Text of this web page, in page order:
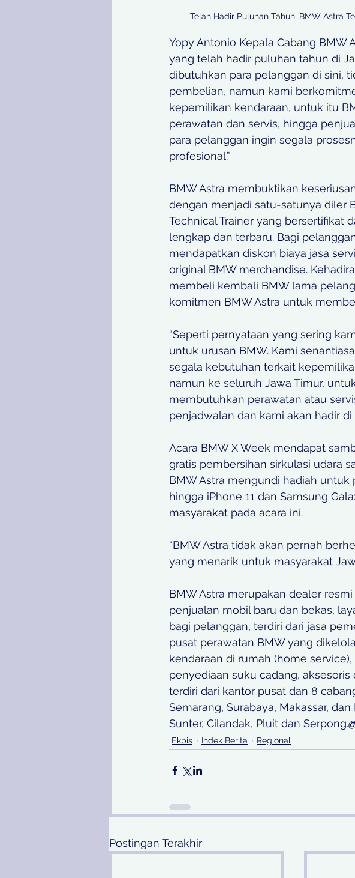
Telah Hadir Puluhan Tahun, BMW Astra
Yopy Antonio Kepala Cabang BMW
yang telah hadir puluhan tahun di
dibutuhkan para pelanggan di sini,
pembelian, namun kami
kepemilikan kendaraan, untuk itu
perawatan dan servis, hingga
para pelanggan ingin segala
profesional.”
BMW Astra membuktikan
dengan menjadi satu-satunya diler
Technical Trainer yang bersertifikat
lengkap dan terbaru. Bagi
mendapatkan diskon biaya jasa
original BMW merchandise.
membeli kembali BMW lama
komitmen BMW Astra untuk
“Seperti pernyataan yang sering
untuk urusan BMW. Kami
segala kebutuhan terkait
namun ke seluruh Jawa Timur,
membutuhkan perawatan atau
penjadwalan dan kami akan hadir di
Acara BMW X Week mendapat
gratis pembersihan sirkulasi udara
BMW Astra mengundi hadiah
hingga iPhone 11 dan Samsung
masyarakat pada acara ini.
“BMW Astra tidak akan pernah
yang menarik untuk masyarakat
BMW Astra merupakan dealer
penjualan mobil baru dan bekas,
bagi pelanggan, terdiri dari jasa
pusat perawatan BMW yang
kendaraan di rumah (home
penyediaan suku cadang,
terdiri dari kantor pusat dan 8
Semarang, Surabaya, Makassar,
Sunter, Cilandak, Pluit dan Serpong.
Ekbis Indek Berita Regional
Postingan Terakhir